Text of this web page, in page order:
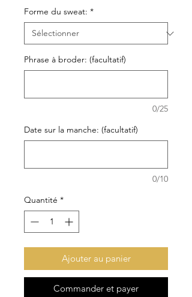
Forme du sweat: *
Phrase à broder: (facultatif)
0/25
Date sur la manche: (facultatif)
0/10
Quantité *
Ajouter au panier
Commander et payer